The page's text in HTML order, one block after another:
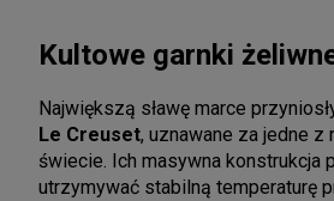
Kultowe garnki
Największą sławę marce
Le Creuset, uznawane za jedne z
świecie. Ich masywna konstrukcja
utrzymywać stabilną temperaturę